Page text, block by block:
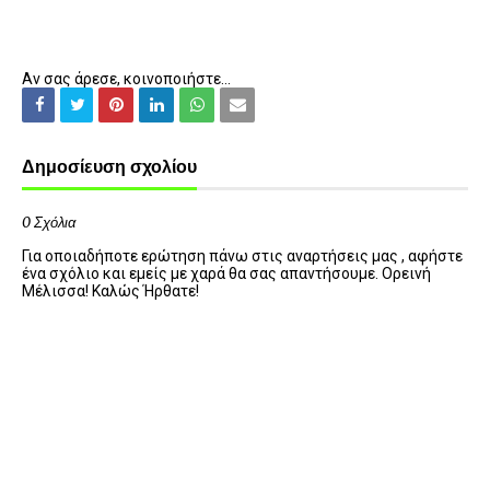
Αν σας άρεσε, κοινοποιήστε...
Δημοσίευση σχολίου
0 Σχόλια
Για οποιαδήποτε ερώτηση πάνω στις αναρτήσεις μας , αφήστε
ένα σχόλιο και εμείς με χαρά θα σας απαντήσουμε. Ορεινή
Μέλισσα! Καλώς Ήρθατε!